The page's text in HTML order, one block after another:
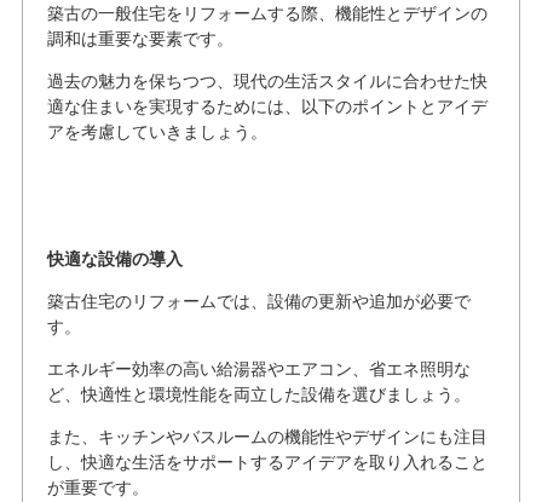
築古の一般住宅をリフォームする際、機能性とデザインの
調和は重要な要素です。
過去の魅力を保ちつつ、現代の生活スタイルに合わせた快
適な住まいを実現するためには、以下のポイントとアイデ
アを考慮していきましょう。
快適な設備の導入
築古住宅のリフォームでは、設備の更新や追加が必要で
す。
エネルギー効率の高い給湯器やエアコン、省エネ照明な
ど、快適性と環境性能を両立した設備を選びましょう。
また、キッチンやバスルームの機能性やデザインにも注目
し、快適な生活をサポートするアイデアを取り入れること
が重要です。